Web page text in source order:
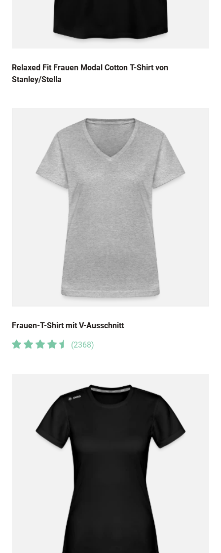
Relaxed Fit Frauen Modal Cotton T-Shirt von
Stanley/Stella
Frauen-T-Shirt mit V-Ausschnitt
(2368)